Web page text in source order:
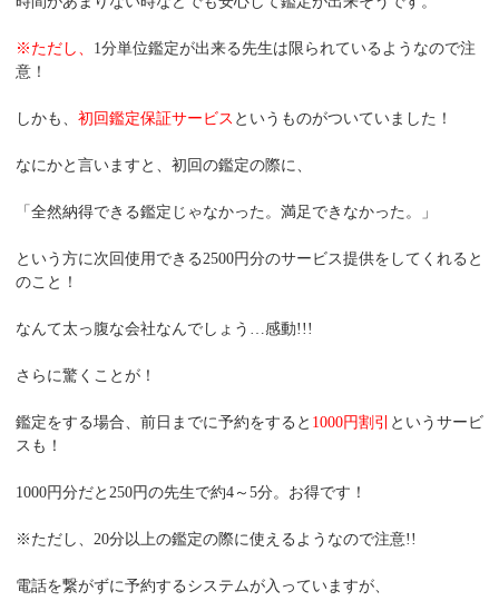
※ただし、 1分単位鑑定が出来る先生は限られているようなので注
意！
しかも、 初回鑑定保証サービス というものがついていました！
なにかと言いますと、初回の鑑定の際に、
「全然納得できる鑑定じゃなかった。満足できなかった。」
という方に次回使用できる2500円分のサービス提供をしてくれると
のこと！
なんて太っ腹な会社なんでしょう…感動!!!
さらに驚くことが！
鑑定をする場合、前日までに予約をすると 1000円割引 というサービ
スも！
1000円分だと250円の先生で約4～5分。お得です！
※ただし、20分以上の鑑定の際に使えるようなので注意!!
電話を繋がずに予約するシステムが入っていますが、